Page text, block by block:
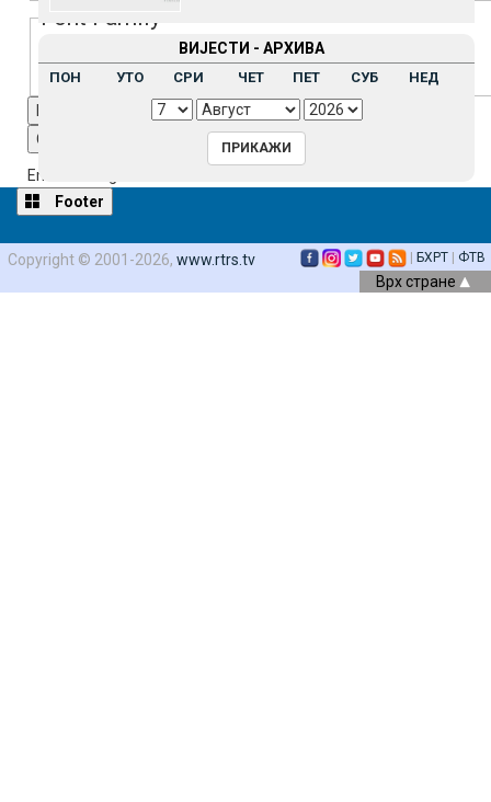
Font Family
Reset restore all settings to the default values
Close Modal Dialog
End of dialog window.
ВИЈЕСТИ - АРХИВА
ПОН УТО СРИ ЧЕТ ПЕТ СУБ НЕД
Footer
Copyright © 2001-2026, www.rtrs.tv БХРТ ФТВ
Врх стране